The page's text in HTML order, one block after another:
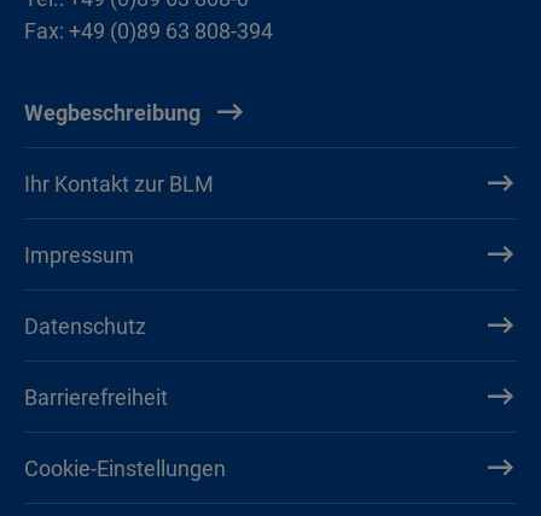
Fax: +49 (0)89 63 808-394
Wegbeschreibung
Ihr Kontakt zur BLM
Impressum
Datenschutz
Barrierefreiheit
Cookie-Einstellungen